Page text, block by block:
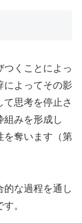
つくことによっ
によってその影
思考を停止さ
組みを形成し
を奪います（第
的な過程を通し
。